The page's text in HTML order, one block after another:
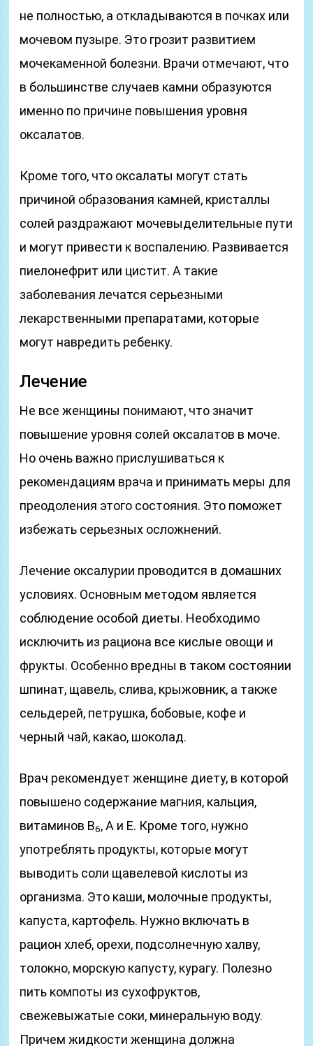
не полностью, а откладываются в почках или
мочевом пузыре. Это грозит развитием
мочекаменной болезни. Врачи отмечают, что
в большинстве случаев камни образуются
именно по причине повышения уровня
оксалатов.
Кроме того, что оксалаты могут стать
причиной образования камней, кристаллы
солей раздражают мочевыделительные пути
и могут привести к воспалению. Развивается
пиелонефрит или цистит. А такие
заболевания лечатся серьезными
лекарственными препаратами, которые
могут навредить ребенку.
Лечение
Не все женщины понимают, что значит
повышение уровня солей оксалатов в моче.
Но очень важно прислушиваться к
рекомендациям врача и принимать меры для
преодоления этого состояния. Это поможет
избежать серьезных осложнений.
Лечение оксалурии проводится в домашних
условиях. Основным методом является
соблюдение особой диеты. Необходимо
исключить из рациона все кислые овощи и
фрукты. Особенно вредны в таком состоянии
шпинат, щавель, слива, крыжовник, а также
сельдерей, петрушка, бобовые, кофе и
черный чай, какао, шоколад.
Врач рекомендует женщине диету, в которой
повышено содержание магния, кальция,
витаминов В6, А и Е. Кроме того, нужно
употреблять продукты, которые могут
выводить соли щавелевой кислоты из
организма. Это каши, молочные продукты,
капуста, картофель. Нужно включать в
рацион хлеб, орехи, подсолнечную халву,
толокно, морскую капусту, курагу. Полезно
пить компоты из сухофруктов,
свежевыжатые соки, минеральную воду.
Причем жидкости женщина должна